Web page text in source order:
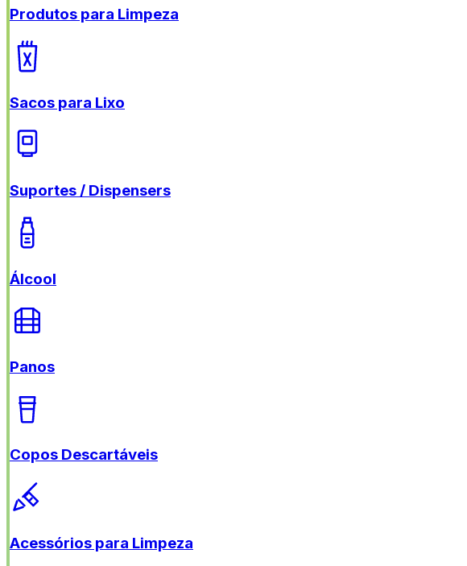
Produtos para Limpeza
Sacos para Lixo
Suportes / Dispensers
Álcool
Panos
Copos Descartáveis
Acessórios para Limpeza